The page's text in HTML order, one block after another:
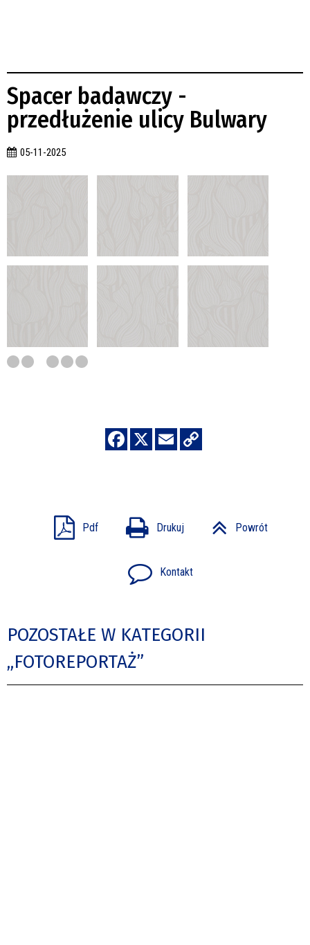
Spacer badawczy -
przedłużenie ulicy Bulwary
05-11-2025
Pdf Drukuj Powrót
Kontakt
POZOSTAŁE W KATEGORII
„FOTOREPORTAŻ”